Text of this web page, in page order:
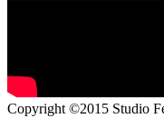
Copyright ©2015 Studio